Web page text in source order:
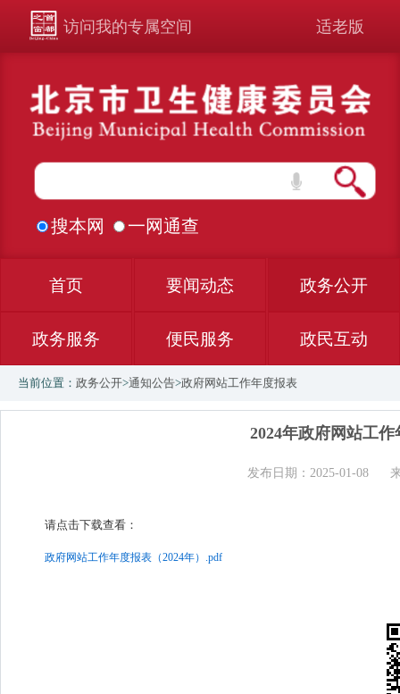
访问我的专属空间 适老版
搜本网 一网通查
首页 要闻动态 政务公开
政务服务 便民服务 政民互动
当前位置： 政务公开>通知公告>政府网站工作年度报表
2024年政府网站工
发布日期：2025-01-08
请点击下载查看：
政府网站工作年度报表（2024年）.pdf